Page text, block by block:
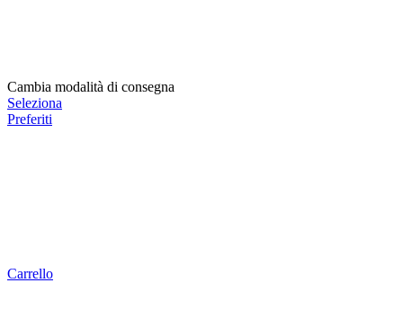
Cambia modalità di consegna
Seleziona
Preferiti
Carrello